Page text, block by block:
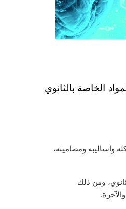
الخاصة بالثانوي
وأساليبه ومضامينه،
ومن ذلك